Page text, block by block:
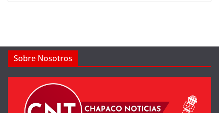
Sobre Nosotros